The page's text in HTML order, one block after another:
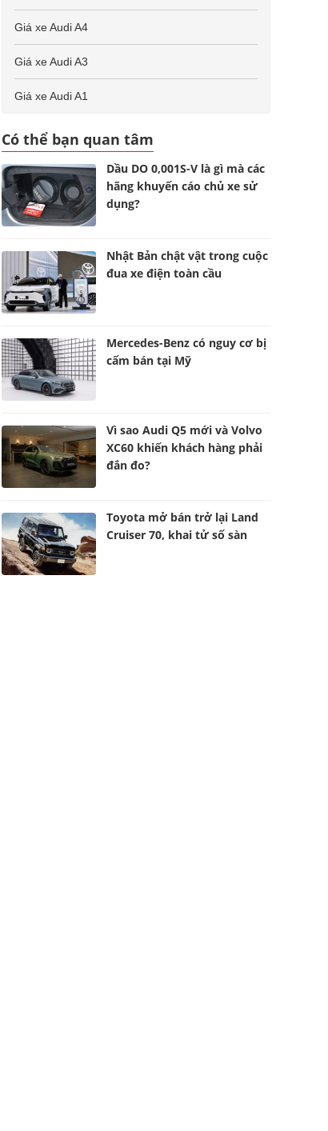
Giá xe Audi A4
Giá xe Audi A3
Giá xe Audi A1
Có thể bạn quan tâm
Dầu DO 0,001S-V là gì mà các
hãng khuyến cáo chủ xe sử
dụng?
Nhật Bản chật vật trong cuộc
đua xe điện toàn cầu
Mercedes-Benz có nguy cơ bị
cấm bán tại Mỹ
Vì sao Audi Q5 mới và Volvo
XC60 khiến khách hàng phải
đắn đo?
Toyota mở bán trở lại Land
Cruiser 70, khai tử số sàn